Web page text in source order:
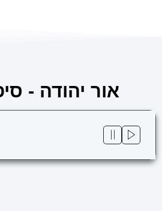
אור יהודה -